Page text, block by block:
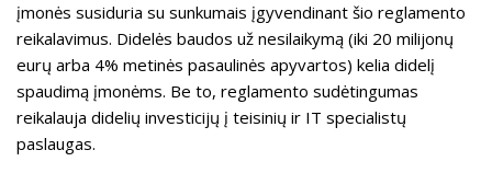
įmonės susiduria su sunkumais įgyvendinant šio reglamento
reikalavimus. Didelės baudos už nesilaikymą (iki 20 milijonų
eurų arba 4% metinės pasaulinės apyvartos) kelia didelį
spaudimą įmonėms. Be to, reglamento sudėtingumas
reikalauja didelių investicijų į teisinių ir IT specialistų
paslaugas.